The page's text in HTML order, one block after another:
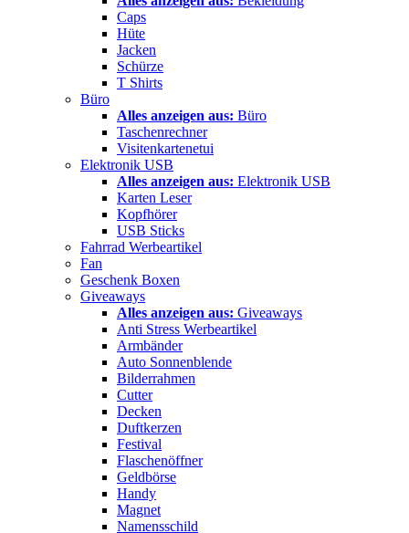
Caps
Hüte
Jacken
Schürze
T Shirts
Büro
Alles anzeigen aus: Büro
Taschenrechner
Visitenkartenetui
Elektronik USB
Alles anzeigen aus: Elektronik USB
Karten Leser
Kopfhörer
USB Sticks
Fahrrad Werbeartikel
Fan
Geschenk Boxen
Giveaways
Alles anzeigen aus: Giveaways
Anti Stress Werbeartikel
Armbänder
Auto Sonnenblende
Bilderrahmen
Cutter
Decken
Duftkerzen
Festival
Flaschenöffner
Geldbörse
Handy
Magnet
Namensschild